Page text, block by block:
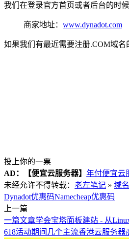
我们在登录官方首页或者后台的时
商家地址： www.dynadot.com
如果我们有最近需要注册.COM域名
投上你的一票
AD：
【便宜云服务器】 年付便宜云
未经允许不得转载： 老左笔记 » 域
Dynadot优惠码Namecheap优惠码
上一篇
一篇文章学会宝塔面板建站 - 从
618活动期间几个主流香港云服务器